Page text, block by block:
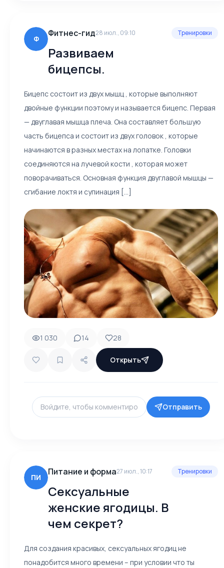
Ф
Фитнес-гид28 июл., 09:10
Развиваем
бицепсы.
Тренировки
Бицепс состоит из двух мышц , которые выполняют
двойные функции поэтому и называется бицепс. Первая
— двуглавая мышца плеча. Она составляет большую
часть бицепса и состоит из двух головок , которые
начинаются в разных местах на лопатке. Головки
соединяются на лучевой кости , которая может
поворачиваться. Основная функция двуглавой мышцы —
сгибание локтя и супинация [...]
1 030 14 28
Открыть
Отправить
ПИ
Питание и форма27 июл., 10:17
Сексуальные
женские ягодицы. В
чем секрет?
Тренировки
Для создания красивых, сексуальных ягодиц не
понадобится много времени – при условии что ты